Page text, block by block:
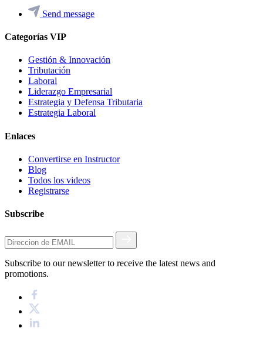
Send message
Categorías VIP
Gestión & Innovación
Tributación
Laboral
Liderazgo Empresarial
Estrategia y Defensa Tributaria
Estrategia Laboral
Enlaces
Convertirse en Instructor
Blog
Todos los videos
Registrarse
Subscribe
Subscribe to our newsletter to receive the latest news and
promotions.